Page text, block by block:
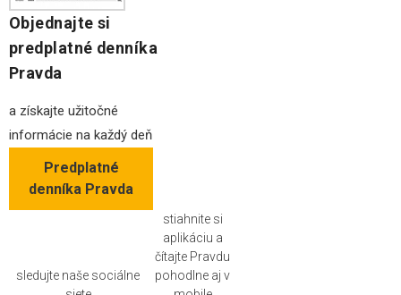
Objednajte si
predplatné denníka
Pravda
a získajte užitočné
informácie na každý deň
Predplatné
denníka Pravda
sledujte naše sociálne
stiahnite si
aplikáciu a
čítajte Pravdu
pohodlne aj v